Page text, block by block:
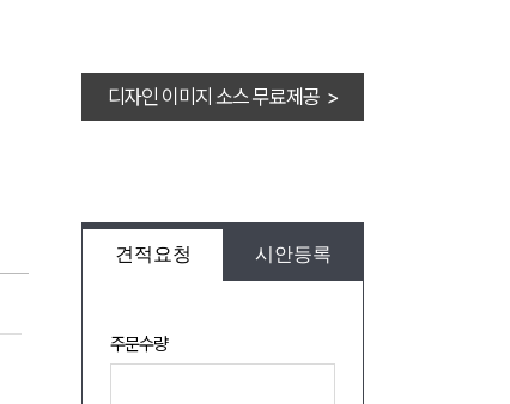
디자인 이미지 소스 무료제공 >
견적요청 시안등록
주문수량